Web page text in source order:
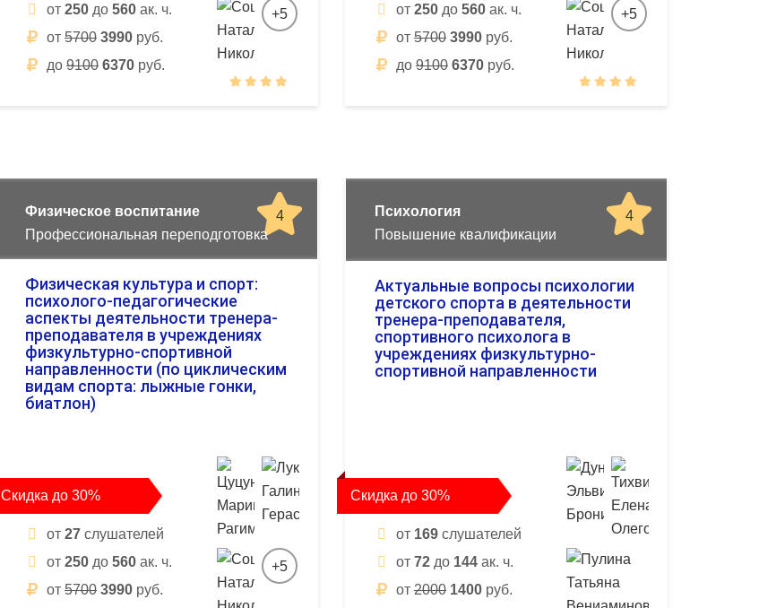
от 250 до 560 ак. ч.
от 5700 3990 руб.
до 9100 6370 руб.
+5
от 250 до 560 ак. ч.
от 5700 3990 руб.
до 9100 6370 руб.
+5
4
Физическое воспитание
Профессиональная переподготовка
Физическая культура и спорт:
психолого-педагогические
аспекты деятельности тренера-
преподавателя в учреждениях
физкультурно-спортивной
направленности (по циклическим
видам спорта: лыжные гонки,
биатлон)
Скидка до 30%
от 27 слушателей
от 250 до 560 ак. ч.
от 5700 3990 руб.
+5
4
Психология
Повышение квалификации
Актуальные вопросы психологии
детского спорта в деятельности
тренера-преподавателя,
спортивного психолога в
учреждениях физкультурно-
спортивной направленности
Скидка до 30%
от 169 слушателей
от 72 до 144 ак. ч.
от 2000 1400 руб.